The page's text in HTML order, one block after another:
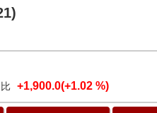
+1,900.0(+1.02 %)